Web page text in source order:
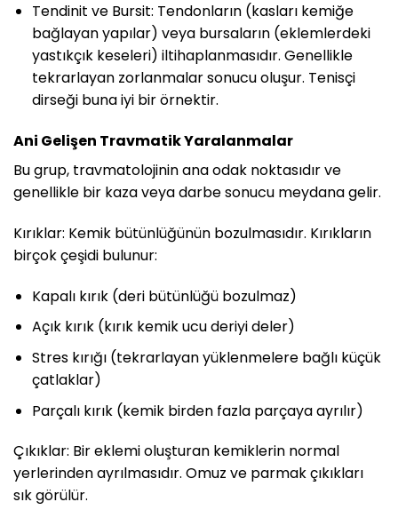
Tendinit ve Bursit: Tendonların (kasları kemiğe
bağlayan yapılar) veya bursaların (eklemlerdeki
yastıkçık keseleri) iltihaplanmasıdır. Genellikle
tekrarlayan zorlanmalar sonucu oluşur. Tenisçi
dirseği buna iyi bir örnektir.
Ani Gelişen Travmatik Yaralanmalar
Bu grup, travmatolojinin ana odak noktasıdır ve
genellikle bir kaza veya darbe sonucu meydana gelir.
Kırıklar: Kemik bütünlüğünün bozulmasıdır. Kırıkların
birçok çeşidi bulunur:
Kapalı kırık (deri bütünlüğü bozulmaz)
Açık kırık (kırık kemik ucu deriyi deler)
Stres kırığı (tekrarlayan yüklenmelere bağlı küçük
çatlaklar)
Parçalı kırık (kemik birden fazla parçaya ayrılır)
Çıkıklar: Bir eklemi oluşturan kemiklerin normal
yerlerinden ayrılmasıdır. Omuz ve parmak çıkıkları
sık görülür.